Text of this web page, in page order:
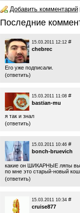
Добавить комментарий
Последние
15.03.2011 12:12 #
chebrec
Его уже подписали.
(ответить)
15.03.2011 11:08 #
bastian-mu
я так и знал
(ответить)
15.03.2011 10:46 #
bonch-bruevich
какие он ШИКАРНЫЕ ляпы
по мне это старый-новый
(ответить)
15.03.2011 10:34 #
cruise877